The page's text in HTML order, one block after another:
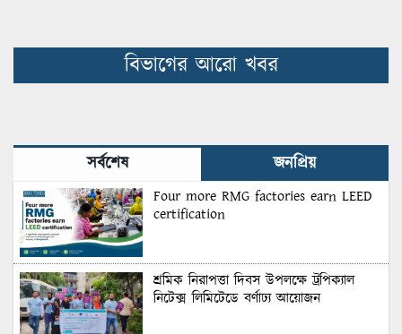
বিভাগের আরো খবর
সর্বশেষ জনপ্রিয়
Four more RMG factories earn LEED
certification
শ্রমিক নিরাপত্তা দিবস উপলক্ষে ট্রপিক্যাল
নিটেক্স লিমিটেডে বর্ণাঢ্য আয়োজন